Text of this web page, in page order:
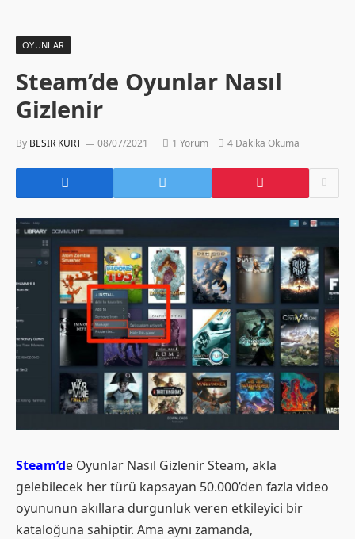
OYUNLAR
Steam’de Oyunlar Nasıl
Gizlenir
By BESIR KURT 08/07/2021 1 Yorum 4 Dakika Okuma
Steam’de Oyunlar Nasıl Gizlenir Steam, akla
gelebilecek her türü kapsayan 50.000’den fazla video
oyununun akıllara durgunluk veren etkileyici bir
kataloğuna sahiptir. Ama aynı zamanda,